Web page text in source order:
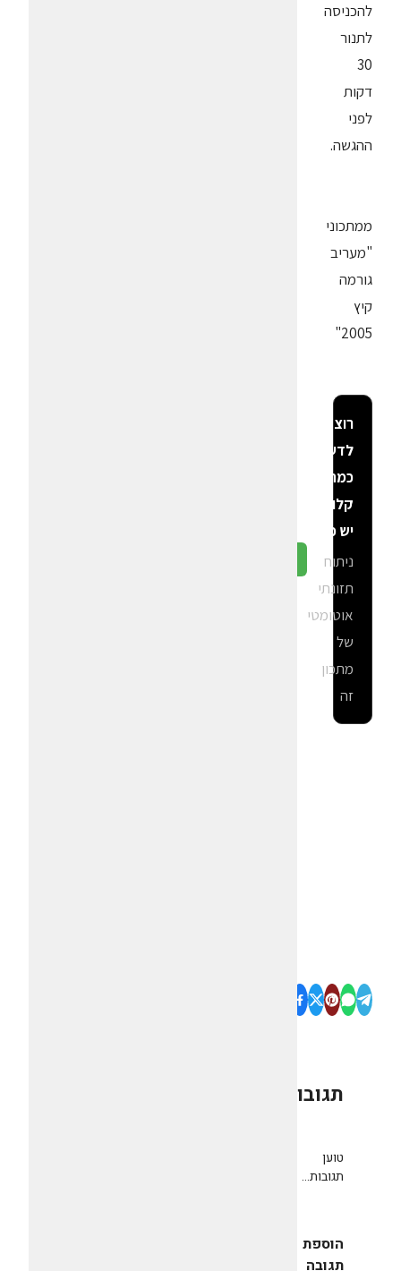
להכניסה
לתנור
30
דקות
לפני
ההגשה.
ממתכוני
"מעריב
גורמה
קיץ
2005"
רוצה
לדעת
כמה
קלוריות
יש פה?
ניתוח
תזונתי
אוטומטי
של
מתכון
זה
תגובות
טוען
תגובות...
הוספת
תגובה